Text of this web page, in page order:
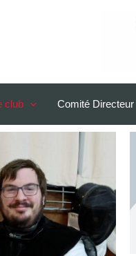
club Comité Directeur